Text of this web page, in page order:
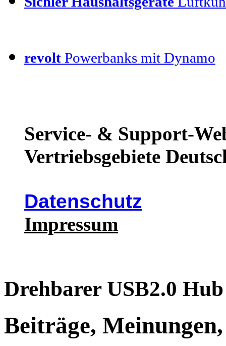
revolt Powerbanks mit Dynamo
Service- & Support-
Vertriebsgebiete
Datenschutz
Impressum
Drehbarer USB2.0 Hub
Beiträge,